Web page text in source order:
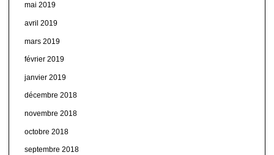
mai 2019
avril 2019
mars 2019
février 2019
janvier 2019
décembre 2018
novembre 2018
octobre 2018
septembre 2018